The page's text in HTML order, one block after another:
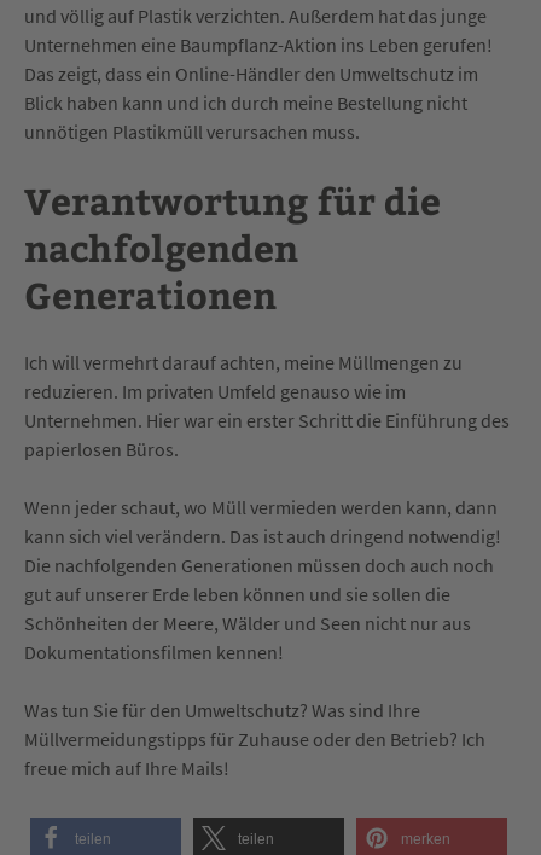
und völlig auf Plastik verzichten. Außerdem hat das junge
Unternehmen eine Baumpflanz-Aktion ins Leben gerufen!
Das zeigt, dass ein Online-Händler den Umweltschutz im
Blick haben kann und ich durch meine Bestellung nicht
unnötigen Plastikmüll verursachen muss.
Verantwortung für die
nachfolgenden
Generationen
Ich will vermehrt darauf achten, meine Müllmengen zu
reduzieren. Im privaten Umfeld genauso wie im
Unternehmen. Hier war ein erster Schritt die Einführung des
papierlosen Büros.
Wenn jeder schaut, wo Müll vermieden werden kann, dann
kann sich viel verändern. Das ist auch dringend notwendig!
Die nachfolgenden Generationen müssen doch auch noch
gut auf unserer Erde leben können und sie sollen die
Schönheiten der Meere, Wälder und Seen nicht nur aus
Dokumentationsfilmen kennen!
Was tun Sie für den Umweltschutz? Was sind Ihre
Müllvermeidungstipps für Zuhause oder den Betrieb? Ich
freue mich auf Ihre Mails!
teilen teilen merken